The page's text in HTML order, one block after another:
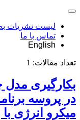
لیست نشریات
تماس با ما
English
تعداد مقالات: 1
بکارگیری مدل
در پروسه
میکرو انرژی